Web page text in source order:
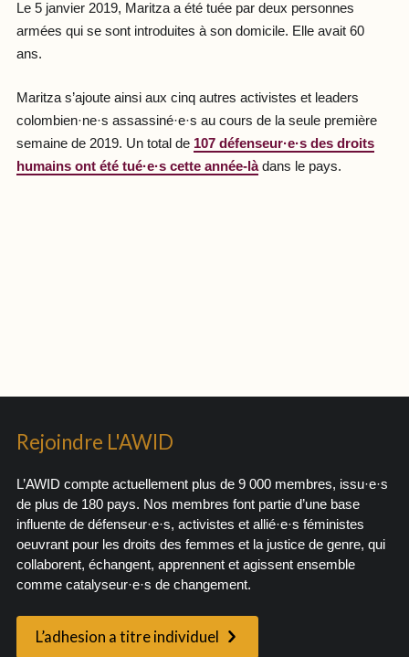
Le 5 janvier 2019, Maritza a été tuée par deux personnes
armées qui se sont introduites à son domicile. Elle avait 60
ans.
Maritza s’ajoute ainsi aux cinq autres activistes et leaders
colombien·ne·s assassiné·e·s au cours de la seule première
semaine de 2019. Un total de 107 défenseur·e·s des droits
humains ont été tué·e·s cette année-làdans le pays.
Rejoindre L'AWID
L’AWID compte actuellement plus de 9 000 membres, issu·e·s
de plus de 180 pays. Nos membres font partie d’une base
influente de défenseur·e·s, activistes et allié·e·s féministes
oeuvrant pour les droits des femmes et la justice de genre, qui
collaborent, échangent, apprennent et agissent ensemble
comme catalyseur·e·s de changement.
L’adhesion a titre individuel